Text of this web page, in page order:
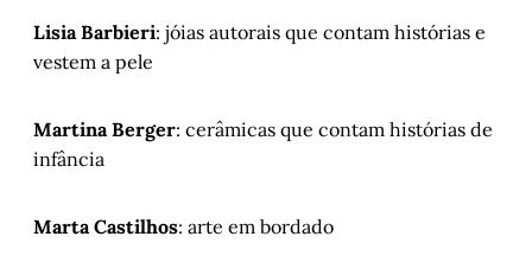
Lisia Barbieri: jóias autorais que contam histórias e
vestem a pele
Martina Berger: cerâmicas que contam histórias de
infância
Marta Castilhos: arte em bordado